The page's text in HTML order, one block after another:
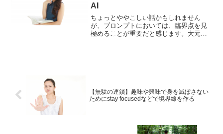
AI
ちょっとややこしい話かもしれません
が、プロンプトにおいては、臨界点を見
極めることが重要だと感じます。大元の
【無駄の連鎖】趣味や興味で身を滅ぼさない
ためにstay focusedなどで境界線を作る